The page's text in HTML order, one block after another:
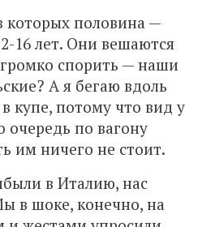
которых половина —
16 лет. Они вешаются
спорить — наши
А я бегаю вдоль
купе, потому что вид у
очередь по вагону
им ничего не стоит.
в Италию, нас
в шоке, конечно, на